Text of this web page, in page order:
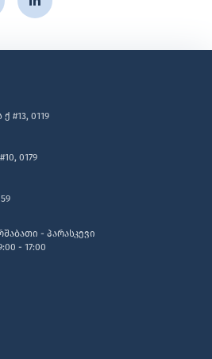
0119
- პარასკევი
- 17:00
0179